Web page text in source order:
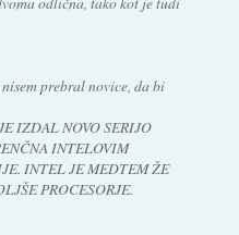
prebral novice, da bi
IZDAL NOVO SERIJO
INTELOVIM
INTEL JE MEDTEM ŽE
PROCESORJE.